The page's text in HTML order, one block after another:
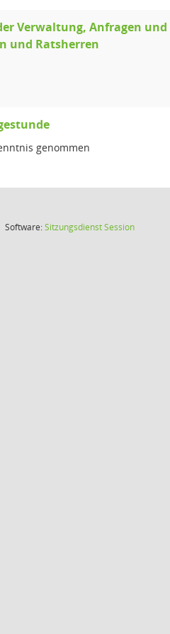
Verwaltung, Anfragen und
und Ratsherren
genommen
Software:SitzungsdienstSession(Wird in